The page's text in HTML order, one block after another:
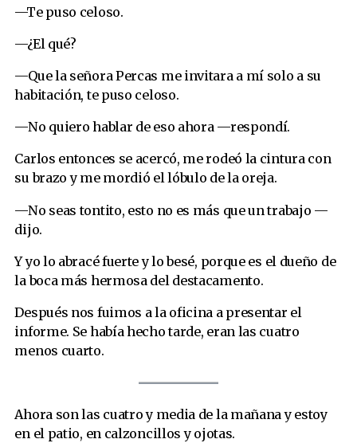
—Te puso celoso.
—¿El qué?
—Que la señora Percas me invitara a mí solo a su
habitación, te puso celoso.
—No quiero hablar de eso ahora —respondí.
Carlos entonces se acercó, me rodeó la cintura con
su brazo y me mordió el lóbulo de la oreja.
—No seas tontito, esto no es más que un trabajo —
dijo.
Y yo lo abracé fuerte y lo besé, porque es el dueño de
la boca más hermosa del destacamento.
Después nos fuimos a la oficina a presentar el
informe. Se había hecho tarde, eran las cuatro
menos cuarto.
Ahora son las cuatro y media de la mañana y estoy
en el patio, en calzoncillos y ojotas.